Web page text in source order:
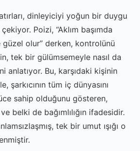
dinleyiciyi yoğun bir duygu
Poizi, “Aklım başımda
güzel olur” derken, kontrolünü
tek bir gülümsemeyle nasıl da
anlatıyor. Bu, karşıdaki kişinin
şarkıcının tüm iç dünyasını
sahip olduğunu gösteren,
belki de bağımlılığın ifadesidir.
tek bir umut ışığı o